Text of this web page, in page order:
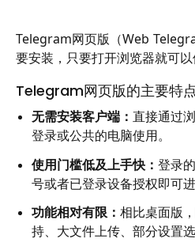
Telegram网页版（Web
要安装，只要打开浏览器就可以
Telegram网页版的主要特点
无需安装客户端： 直接通过
登录或公共的电脑使用。
使用门槛低及上手快： 登录
号或者已登录设备授权即可进
功能相对有限： 相比桌面版
持、大文件上传、部分设置